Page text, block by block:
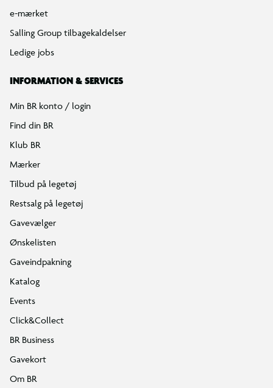
e-mærket
Salling Group tilbagekaldelser
Ledige jobs
INFORMATION & SERVICES
Min BR konto / login
Find din BR
Klub BR
Mærker
Tilbud på legetøj
Restsalg på legetøj
Gavevælger
Ønskelisten
Gaveindpakning
Katalog
Events
Click&Collect
BR Business
Gavekort
Om BR